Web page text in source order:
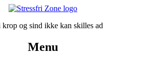
krop og sind ikke kan skilles ad
Menu